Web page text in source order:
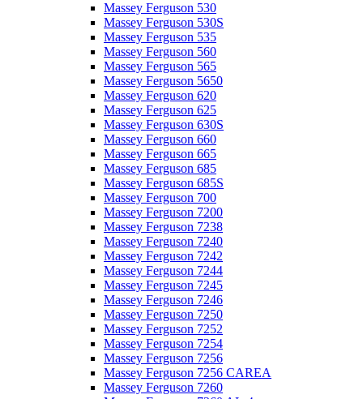
Massey Ferguson 530
Massey Ferguson 530S
Massey Ferguson 535
Massey Ferguson 560
Massey Ferguson 565
Massey Ferguson 5650
Massey Ferguson 620
Massey Ferguson 625
Massey Ferguson 630S
Massey Ferguson 660
Massey Ferguson 665
Massey Ferguson 685
Massey Ferguson 685S
Massey Ferguson 700
Massey Ferguson 7200
Massey Ferguson 7238
Massey Ferguson 7240
Massey Ferguson 7242
Massey Ferguson 7244
Massey Ferguson 7245
Massey Ferguson 7246
Massey Ferguson 7250
Massey Ferguson 7252
Massey Ferguson 7254
Massey Ferguson 7256
Massey Ferguson 7256 CAREA
Massey Ferguson 7260